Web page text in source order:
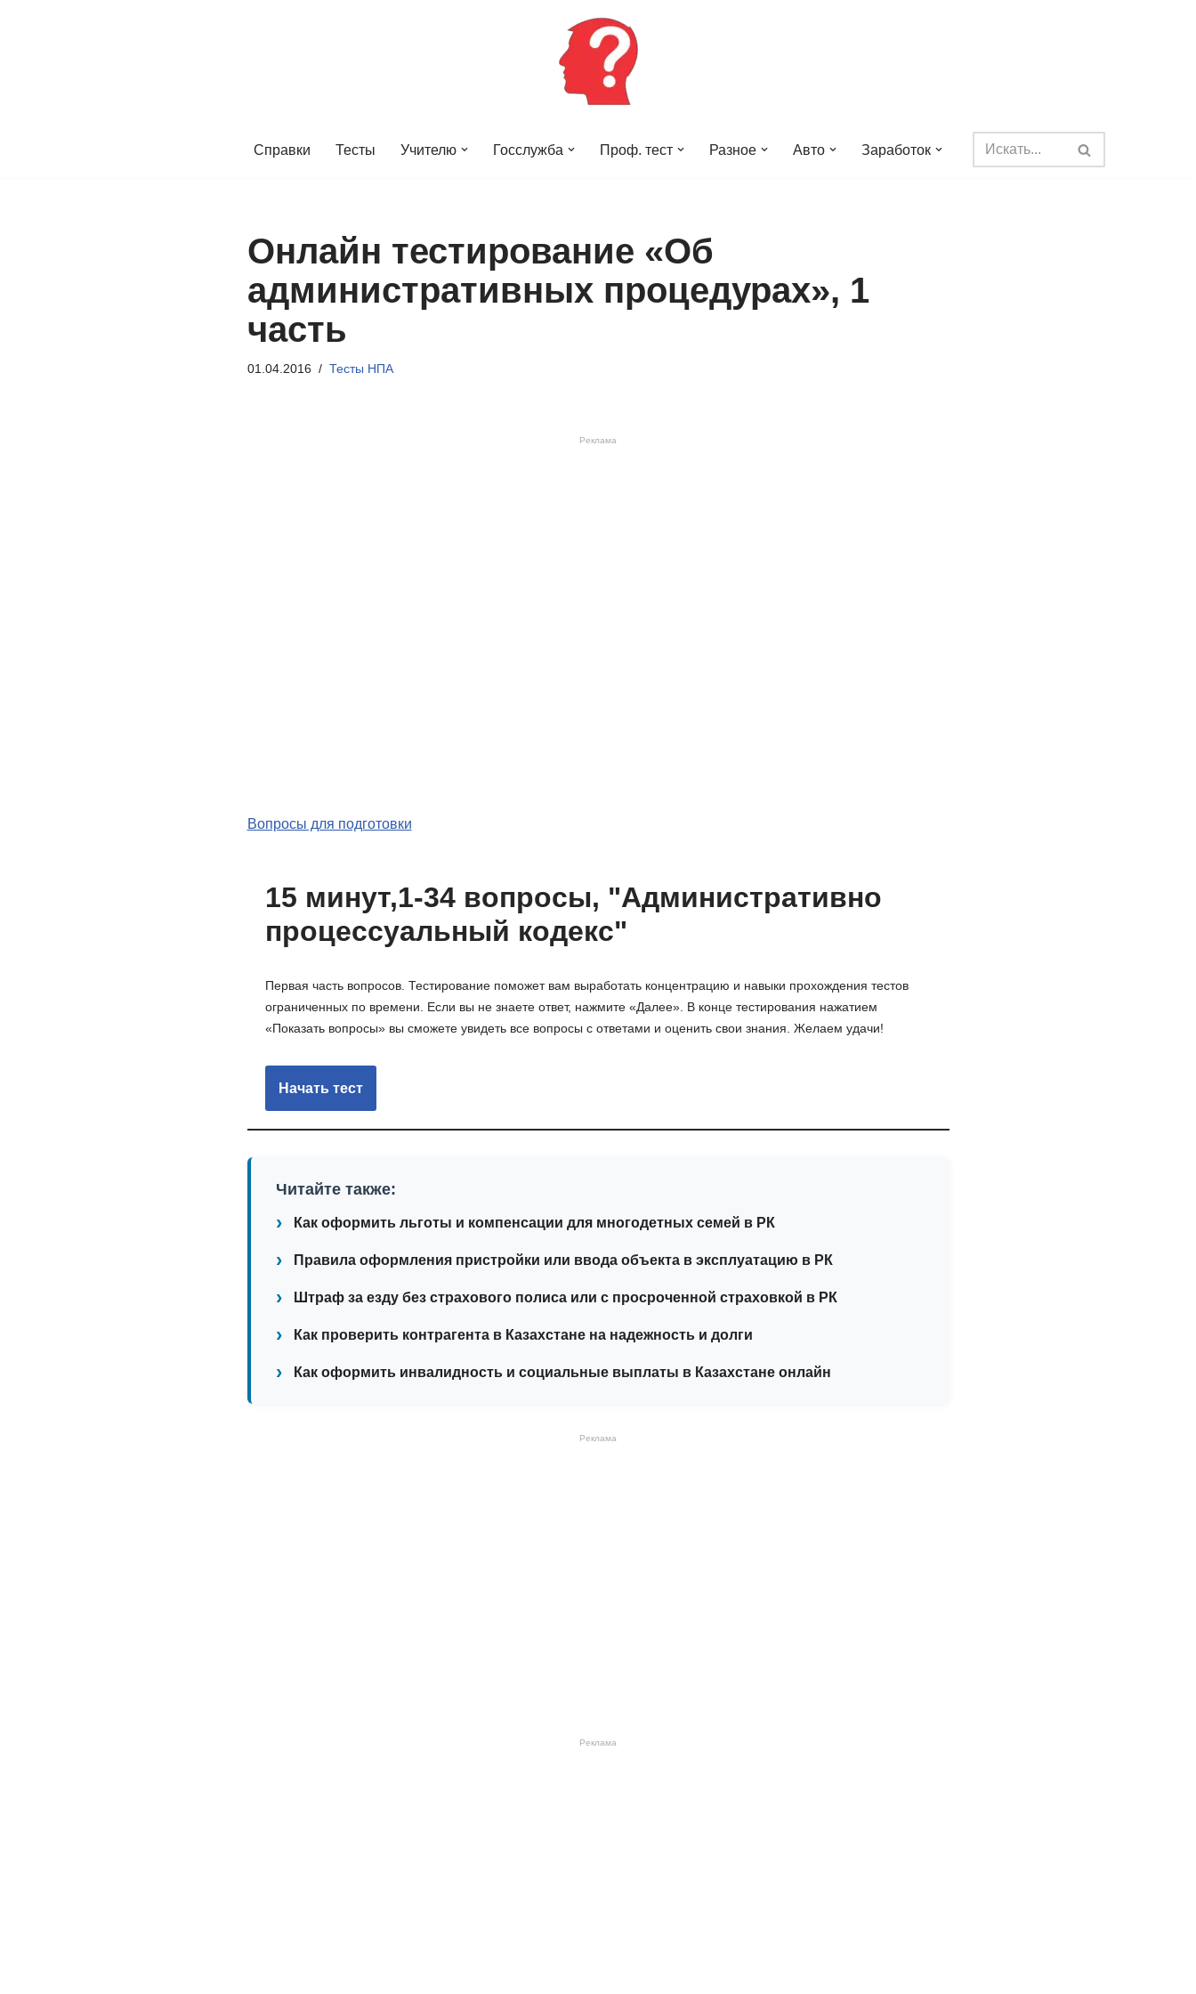
Справки Тесты Учителю Госслужба Проф. тест Разное Авто Заработок
Онлайн тестирование «Об
административных процедурах», 1
часть
01.04.2016 Тесты НПА
Реклама
Вопросы для подготовки
15 минут,1-34 вопросы, "Административно
процессуальный кодекс"
Первая часть вопросов. Тестирование поможет вам выработать концентрацию и навыки прохождения тестов
ограниченных по времени. Если вы не знаете ответ, нажмите «Далее». В конце тестирования нажатием
«Показать вопросы» вы сможете увидеть все вопросы с ответами и оценить свои знания. Желаем удачи!
Читайте также:
Как оформить льготы и компенсации для многодетных семей в РК
Правила оформления пристройки или ввода объекта в эксплуатацию в РК
Штраф за езду без страхового полиса или с просроченной страховкой в РК
Как проверить контрагента в Казахстане на надежность и долги
Как оформить инвалидность и социальные выплаты в Казахстане онлайн
Реклама
Реклама